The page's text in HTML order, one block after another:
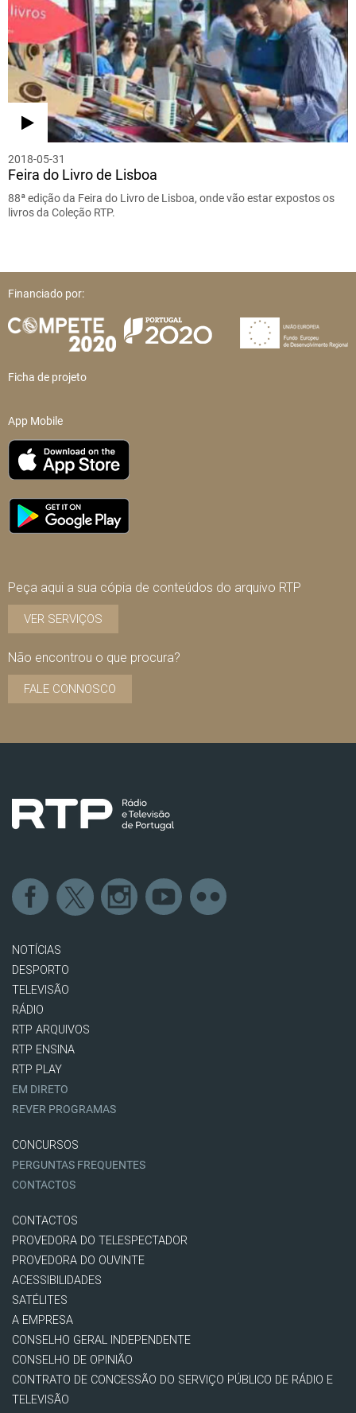
2018-05-31
Feira do Livro de Lisboa
88ª edição da Feira do Livro de Lisboa, onde vão estar expostos os
livros da Coleção RTP.
Financiado por:
Ficha de projeto
App Mobile
Peça aqui a sua cópia de conteúdos do arquivo RTP
VER SERVIÇOS
Não encontrou o que procura?
FALE CONNOSCO
NOTÍCIAS
DESPORTO
TELEVISÃO
RÁDIO
RTP ARQUIVOS
RTP ENSINA
RTP PLAY
EM DIRETO
REVER PROGRAMAS
CONCURSOS
PERGUNTAS FREQUENTES
CONTACTOS
CONTACTOS
PROVEDORA DO TELESPECTADOR
PROVEDORA DO OUVINTE
ACESSIBILIDADES
SATÉLITES
A EMPRESA
CONSELHO GERAL INDEPENDENTE
CONSELHO DE OPINIÃO
CONTRATO DE CONCESSÃO DO SERVIÇO PÚBLICO DE RÁDIO E
TELEVISÃO